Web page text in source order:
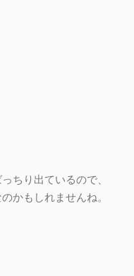
ちり出ているので、
かもしれませんね。